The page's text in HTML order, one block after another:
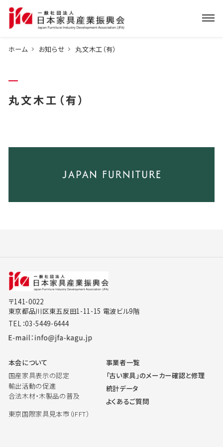
ホーム お知らせ 丸文木工（有）
丸文木工（有）
〒141-0022
東京都品川区東五反田1-11-15 電波ビル9階
TEL：03-5449-6444
本会について
国産家具表示の認定
輸出活動の促進
合法木材・木製品の普及
東京国際家具見本市（IFFT）
事業者一覧
「古い家具」のメーカー確認と修理
統計データ
よくあるご質問